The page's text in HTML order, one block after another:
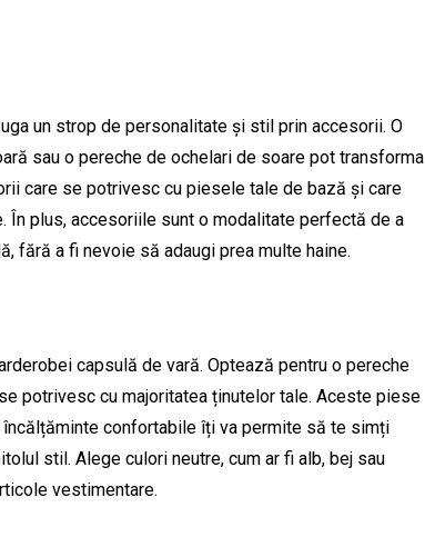
un strop de personalitate și stil prin accesorii. O
sau o pereche de ochelari de soare pot transforma
care se potrivesc cu piesele tale de bază și care
În plus, accesoriile sunt o modalitate perfectă de a
fără a fi nevoie să adaugi prea multe haine.
capsulă de vară. Optează pentru o pereche
potrivesc cu majoritatea ținutelor tale. Aceste piese
confortabile îți va permite să te simți
stil. Alege culori neutre, cum ar fi alb, bej sau
vestimentare.